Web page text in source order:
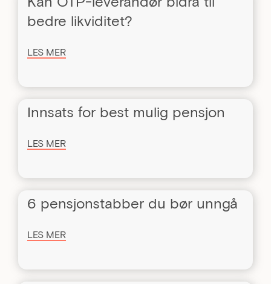
bedre likviditet?
LES MER
Innsats for best mulig pensjon
LES MER
6 pensjonstabber du bør unngå
LES MER